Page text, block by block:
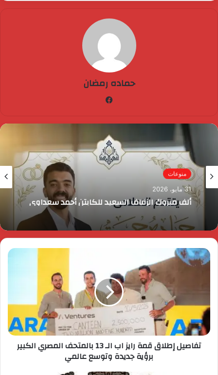
حماده رمضان
منوعات
31 مايو، 2026
ألف مبروك الزفاف السعيد للكابتن أحمد سعداوي
تفاصيل إطلاق قمة رايز اب الـ 13 بالمتحف المصري الكبير
برؤية جديدة وتوسع عالمي